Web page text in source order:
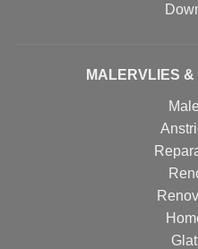
MALERVLIES